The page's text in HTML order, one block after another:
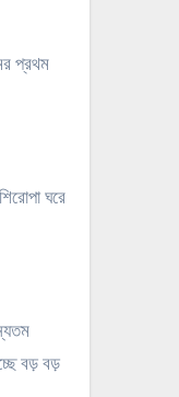
প্রথম
ঘরে
বড় বড়